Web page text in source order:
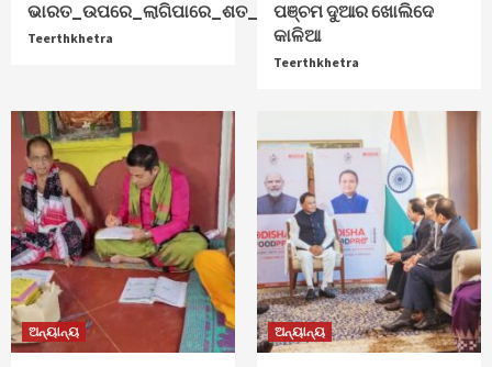
ଭାରତ_ଉପରେ_ଲାଗିପାରେ_ଶତ_ପ୍ରତିଶତ_ଟାରିଫ୍
Teerthkhetra
ପଞ୍ଚମ ଦୁଆର ଖୋଲିଦେ
କାଳିଆ
Teerthkhetra
ଅନ୍ୟାନ୍ୟ ଅନ୍ୟାନ୍ୟ